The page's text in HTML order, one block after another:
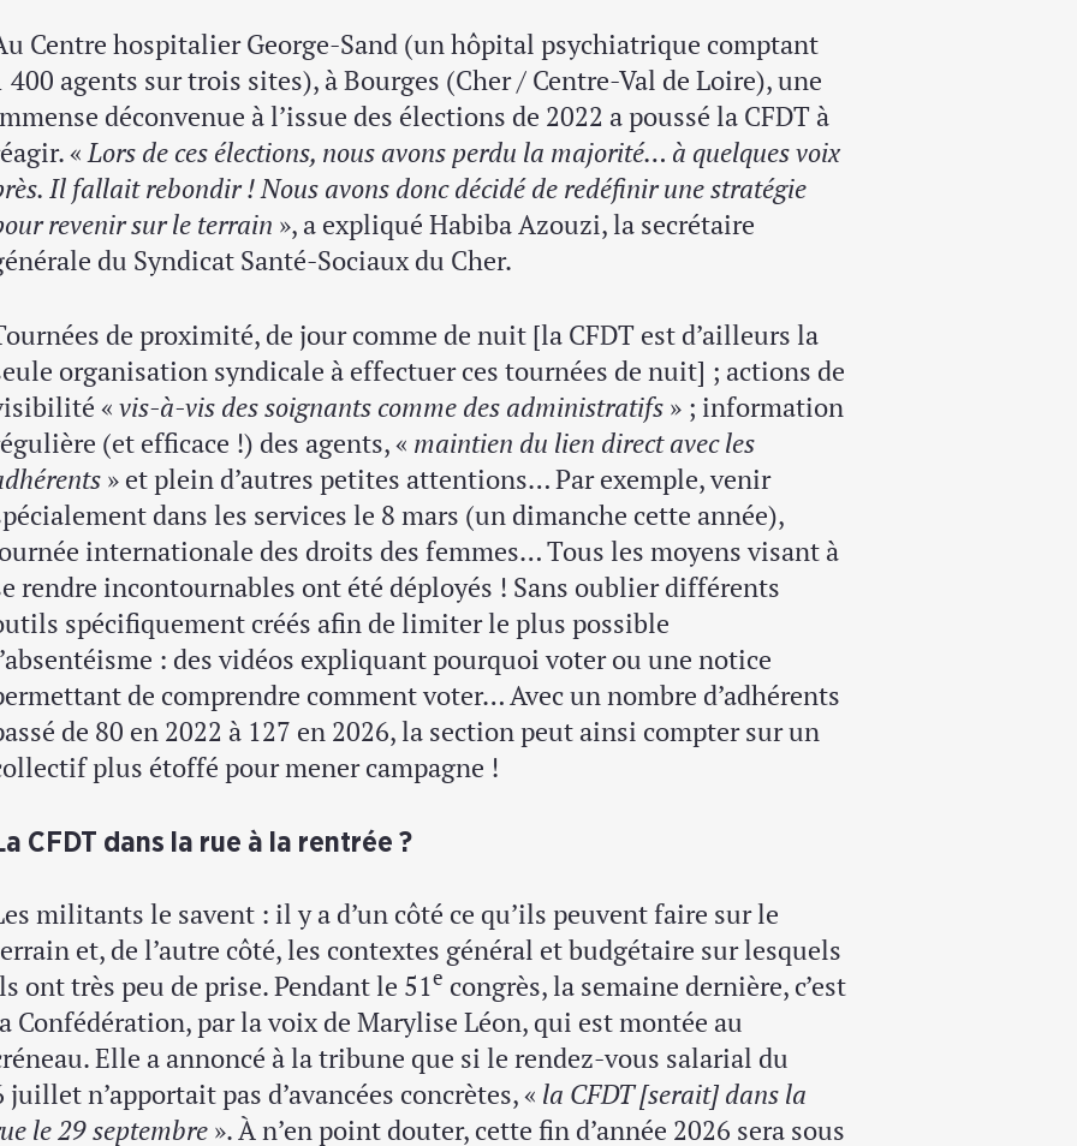
Centre hospitalier George-Sand (un hôpital psychiatrique comptant
400 agents sur trois sites), à Bourges (Cher / Centre-Val de Loire), une
déconvenue à l’issue des élections de 2022 a poussé la CFDT à
« Lors de ces élections, nous avons perdu la majorité… à quelques voix
Il fallait rebondir ! Nous avons donc décidé de redéfinir une stratégie
revenir sur le terrain », a expliqué Habiba Azouzi, la secrétaire
du Syndicat Santé-Sociaux du Cher.
de proximité, de jour comme de nuit [la CFDT est d’ailleurs la
organisation syndicale à effectuer ces tournées de nuit] ; actions de
« vis-à-vis des soignants comme des administratifs » ; information
(et efficace !) des agents, « maintien du lien direct avec les
» et plein d’autres petites attentions… Par exemple, venir
dans les services le 8 mars (un dimanche cette année),
internationale des droits des femmes… Tous les moyens visant à
rendre incontournables ont été déployés ! Sans oublier différents
spécifiquement créés afin de limiter le plus possible
: des vidéos expliquant pourquoi voter ou une notice
de comprendre comment voter… Avec un nombre d’adhérents
de 80 en 2022 à 127 en 2026, la section peut ainsi compter sur un
plus étoffé pour mener campagne !
CFDT dans la rue à la rentrée ?
militants le savent : il y a d’un côté ce qu’ils peuvent faire sur le
et, de l’autre côté, les contextes général et budgétaire sur lesquels
ont très peu de prise. Pendant le 51e congrès, la semaine dernière, c’est
Confédération, par la voix de Marylise Léon, qui est montée au
Elle a annoncé à la tribune que si le rendez-vous salarial du
juillet n’apportait pas d’avancées concrètes, « la CFDT [serait] dans la
le 29 septembre ». À n’en point douter, cette fin d’année 2026 sera sous